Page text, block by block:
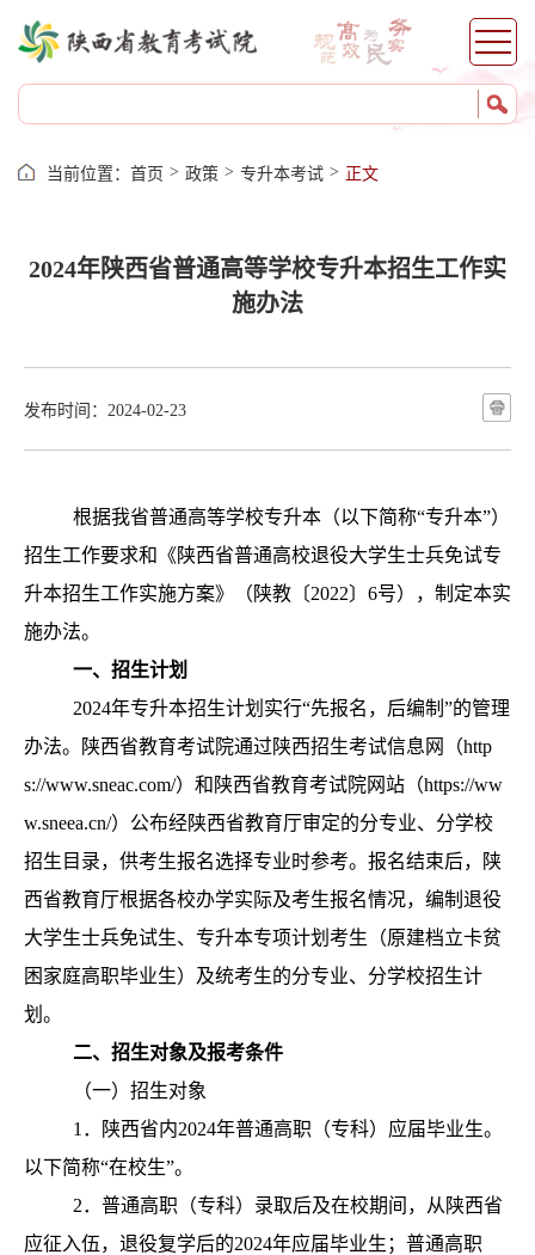
当前位置： 首页 > 政策 > 专升本考试 > 正文
2024年陕西省普通高等学校专升本招生工作实
施办法
发布时间：2024-02-23
根据我省普通高等学校专升本（以下简称“专升本”）
招生工作要求和《陕西省普通高校退役大学生士兵免试专
升本招生工作实施方案》（陕教〔2022〕6号），制定本实
施办法。
一、招生计划
2024年专升本招生计划实行“先报名，后编制”的管理
办法。陕西省教育考试院通过陕西招生考试信息网（http
s://www.sneac.com/）和陕西省教育考试院网站（https://ww
w.sneea.cn/）公布经陕西省教育厅审定的分专业、分学校
招生目录，供考生报名选择专业时参考。报名结束后，陕
西省教育厅根据各校办学实际及考生报名情况，编制退役
大学生士兵免试生、专升本专项计划考生（原建档立卡贫
困家庭高职毕业生）及统考生的分专业、分学校招生计
划。
二、招生对象及报考条件
（一）招生对象
1．陕西省内2024年普通高职（专科）应届毕业生。
以下简称“在校生”。
2．普通高职（专科）录取后及在校期间，从陕西省
应征入伍，退役复学后的2024年应届毕业生；普通高职